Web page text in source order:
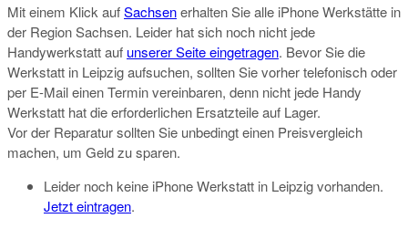
Mit einem Klick aufSachsenerhalten Sie alle iPhone Werkstätte in
der Region Sachsen. Leider hat sich noch nicht jede
Handywerkstatt auf unserer Seite eingetragen. Bevor Sie die
Werkstatt in Leipzig aufsuchen, sollten Sie vorher telefonisch oder
per E-Mail einen Termin vereinbaren, denn nicht jede Handy
Werkstatt hat die erforderlichen Ersatzteile auf Lager.
Vor der Reparatur sollten Sie unbedingt einen Preisvergleich
machen, um Geld zu sparen.
Leider noch keine iPhone Werkstatt in Leipzig vorhanden.
Jetzt eintragen.